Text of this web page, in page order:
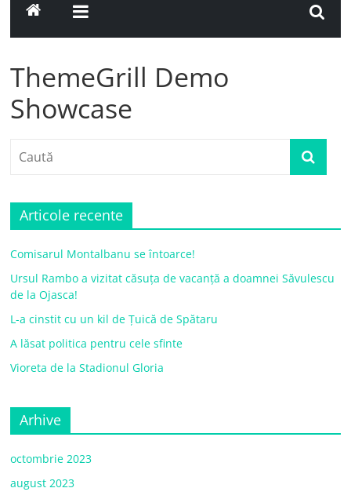
ThemeGrill Demo
Showcase
Articole recente
Comisarul Montalbanu se întoarce!
Ursul Rambo a vizitat căsuța de vacanță a doamnei Săvulescu
de la Ojasca!
L-a cinstit cu un kil de Țuică de Spătaru
A lăsat politica pentru cele sfinte
Vioreta de la Stadionul Gloria
Arhive
octombrie 2023
august 2023